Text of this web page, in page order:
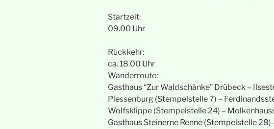
Startzeit:
09.00 Uhr
Rückkehr:
ca. 18.00 Uhr
Wanderroute:
Gasthaus “Zur Waldschänke” Drübeck –
Plessenburg (Stempelstelle 7) –
Wolfsklippe (Stempelstelle 24) –
Gasthaus Steinerne Renne (Stempelstelle